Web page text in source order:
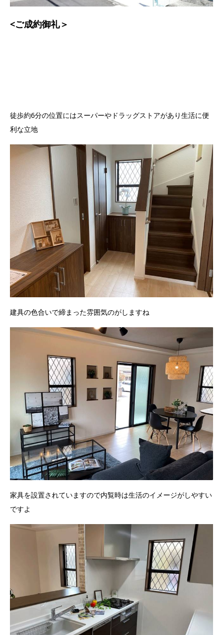
<ご成約御礼＞
徒歩約6分の位置にはスーパーやドラッグストアがあり生活に便
利な立地
建具の色合いで締まった雰囲気のがしますね
家具を設置されていますので内覧時は生活のイメージがしやすい
ですよ